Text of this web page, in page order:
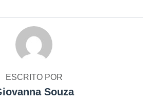
ESCRITO POR
Souza